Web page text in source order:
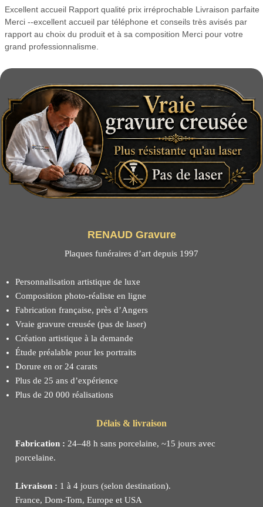
Excellent accueil Rapport qualité prix irréprochable Livraison parfaite
Merci --excellent accueil par téléphone et conseils très avisés par
rapport au choix du produit et à sa composition Merci pour votre
grand professionnalisme.
RENAUD Gravure
Plaques funéraires d’art depuis 1997
Personnalisation artistique de luxe
Composition photo-réaliste en ligne
Fabrication française, près d’Angers
Vraie gravure creusée (pas de laser)
Création artistique à la demande
Étude préalable pour les portraits
Dorure en or 24 carats
Plus de 25 ans d’expérience
Plus de 20 000 réalisations
Délais & livraison
Fabrication : 24–48 h sans porcelaine, ~15 jours avec
porcelaine.
Livraison : 1 à 4 jours (selon destination).
France, Dom-Tom, Europe et USA